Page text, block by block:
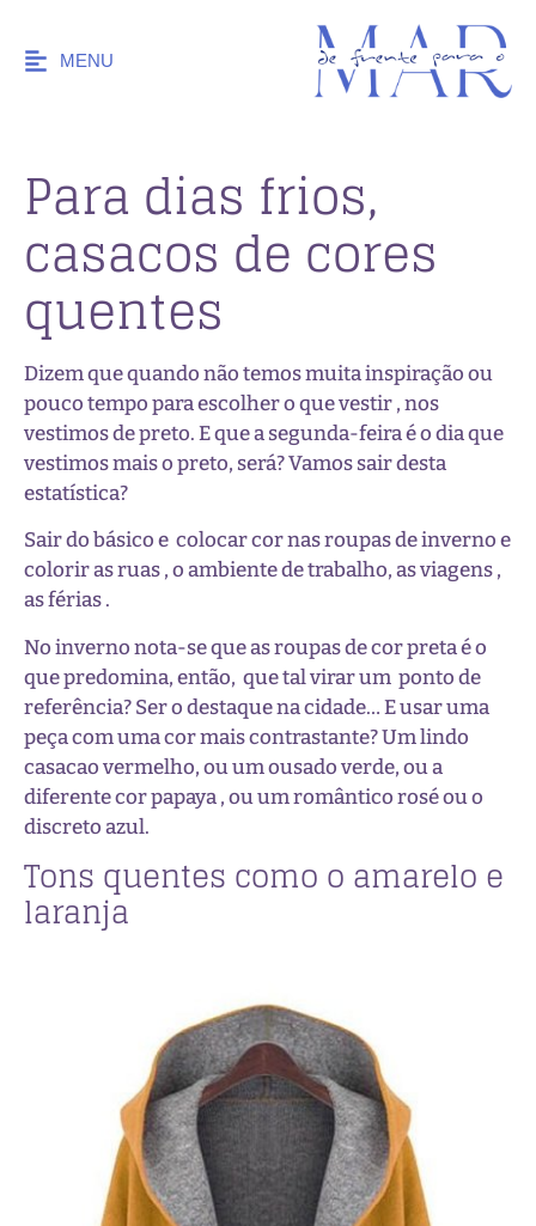
MENU
Para dias frios,
casacos de cores
quentes
Dizem que quando não temos muita inspiração ou
pouco tempo para escolher o que vestir , nos
vestimos de preto. E que a segunda-feira é o dia que
vestimos mais o preto, será? Vamos sair desta
estatística?
Sair do básico e colocar cor nas roupas de inverno e
colorir as ruas , o ambiente de trabalho, as viagens ,
as férias .
No inverno nota-se que as roupas de cor preta é o
que predomina, então, que tal virar um ponto de
referência? Ser o destaque na cidade… E usar uma
peça com uma cor mais contrastante? Um lindo
casacao vermelho, ou um ousado verde, ou a
diferente cor papaya , ou um romântico rosé ou o
discreto azul.
Tons quentes como o amarelo e
laranja